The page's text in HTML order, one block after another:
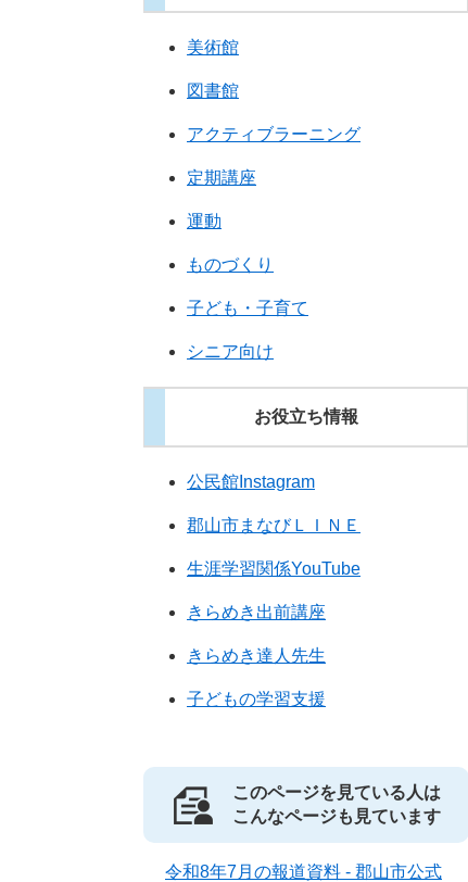
美術館
図書館
アクティブラーニング
定期講座
運動
ものづくり
子ども・子育て
シニア向け
お役立ち情報
公民館Instagram
郡山市まなびＬＩＮＥ
生涯学習関係YouTube
きらめき出前講座
きらめき達人先生
子どもの学習支援
このページを見ている人は
こんなページも見ています
令和8年7月の報道資料 - 郡山市公式